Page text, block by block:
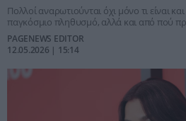
Πολλοί αναρωτιούνται όχι μόνο τι είναι
παγκόσμιο πληθυσμό, αλλά και από πού
PAGENEWS EDITOR
12.05.2026 | 15:14